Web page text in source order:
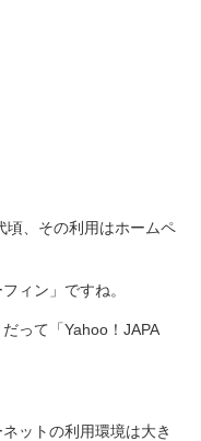
頃、その利用はホームペ
ィン」ですね。
って「Yahoo！JAPA
ットの利用環境は大き